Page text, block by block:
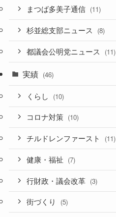
まつば多美子通信 (11)
杉並総支部ニュース (8)
都議会公明党ニュース (11)
実績 (46)
くらし (10)
コロナ対策 (10)
チルドレンファースト (11)
健康・福祉 (7)
行財政・議会改革 (3)
街づくり (5)